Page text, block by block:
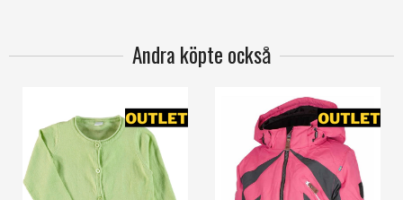
Andra köpte också